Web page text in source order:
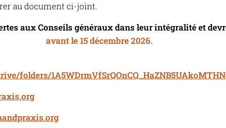
au document ci-joint.
aux Conseils généraux dans leur intégralité et
avant le 15 décembre 2026.
folders/